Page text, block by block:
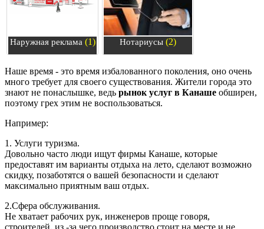
Наружная реклама (1) Нотариусы (2)
Наше время - это время избалованного поколения, оно очень
много требует для своего существования. Жители города это
знают не понаслышке, ведь рынок услуг в Канаше обширен,
поэтому грех этим не воспользоваться.
Например:
1. Услуги туризма.
Довольно часто люди ищут фирмы Канаше, которые
предоставят им варианты отдыха на лето, сделают возможно
скидку, позаботятся о вашей безопасности и сделают
максимально приятным ваш отдых.
2.Сфера обслуживания.
Не хватает рабочих рук, инженеров проще говоря,
строителей, из -за чего производство стоит на месте и не